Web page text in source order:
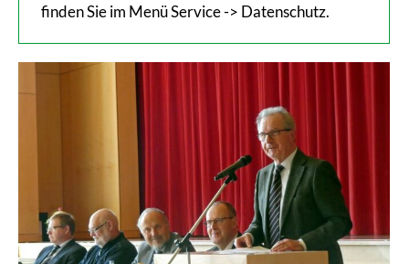
finden Sie im Menü Service -> Datenschutz.